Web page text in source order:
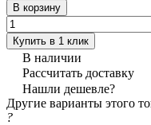
В корзину
Купить в 1 клик
В наличии
Рассчитать доставку
Нашли дешевле?
Другие варианты этого
?